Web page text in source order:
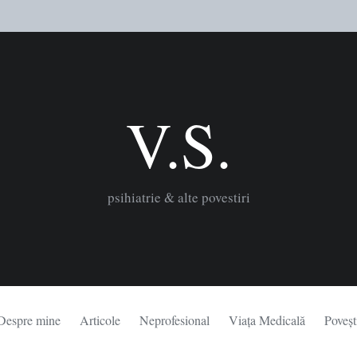
V.S.
psihiatrie & alte povestiri
mine Articole Neprofesional Viața Medicală